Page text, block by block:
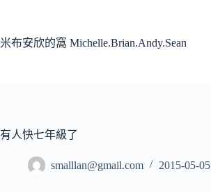
主
米布安欣的窩 Michelle.Brian.Andy.Sean
有人快七年級了
smalllan@gmail.com 2015-05-05